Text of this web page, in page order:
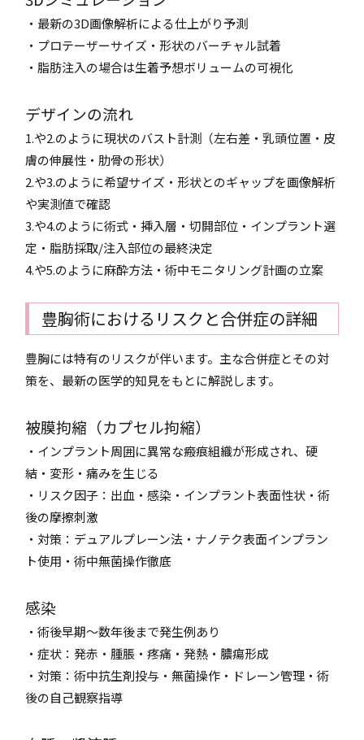
・最新の3D画像解析による仕上がり予測
・プロテーザーサイズ・形状のバーチャル試着
・脂肪注入の場合は生着予想ボリュームの可視化
デザインの流れ
1.や2.のように現状のバスト計測（左右差・乳頭位置・皮
膚の伸展性・肋骨の形状）
2.や3.のように希望サイズ・形状とのギャップを画像解析
や実測値で確認
3.や4.のように術式・挿入層・切開部位・インプラント選
定・脂肪採取/注入部位の最終決定
4.や5.のように麻酔方法・術中モニタリング計画の立案
豊胸術におけるリスクと合併症の詳細
豊胸には特有のリスクが伴います。主な合併症とその対
策を、最新の医学的知見をもとに解説します。
被膜拘縮（カプセル拘縮）
・インプラント周囲に異常な瘢痕組織が形成され、硬
結・変形・痛みを生じる
・リスク因子：出血・感染・インプラント表面性状・術
後の摩擦刺激
・対策：デュアルプレーン法・ナノテク表面インプラン
ト使用・術中無菌操作徹底
感染
・術後早期〜数年後まで発生例あり
・症状：発赤・腫脹・疼痛・発熱・膿瘍形成
・対策：術中抗生剤投与・無菌操作・ドレーン管理・術
後の自己観察指導